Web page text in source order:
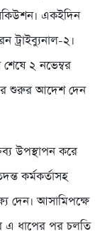
একইদিন
ট্রাইব্যুনাল-২।
২ নভেম্বর
শুরুর আদেশ দেন
উপস্থাপন করে
কর্মকর্তাসহ
দেন। আসামিপক্ষে
এ ধাপের পর চলতি